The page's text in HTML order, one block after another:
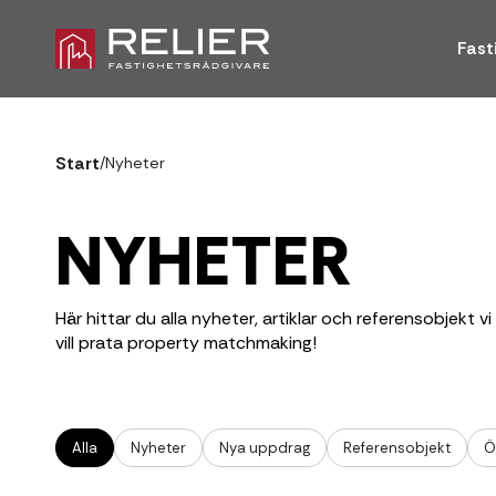
Start/Nyheter
NYHETER
Här hittar du alla nyheter, artiklar och referensobjekt
vill prata property matchmaking!
Alla Nyheter Nya uppdrag Referensobjekt